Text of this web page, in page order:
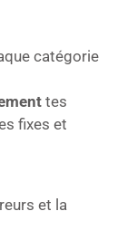
catégorie
tes
fixes et
et la